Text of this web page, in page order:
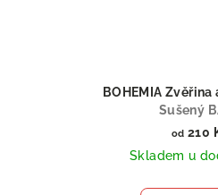
BOHEMIA Zvěřina
Sušený
od 210
Skladem u